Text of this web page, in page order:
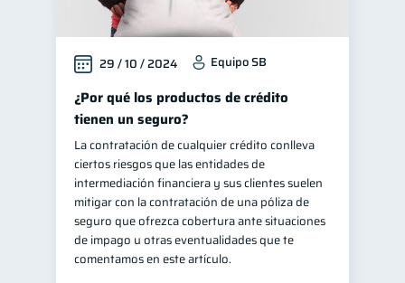
29 / 10 / 2024 Equipo SB
¿Por qué los productos de crédito
tienen un seguro?
La contratación de cualquier crédito conlleva
ciertos riesgos que las entidades de
intermediación financiera y sus clientes suelen
mitigar con la contratación de una póliza de
seguro que ofrezca cobertura ante situaciones
de impago u otras eventualidades que te
comentamos en este artículo.